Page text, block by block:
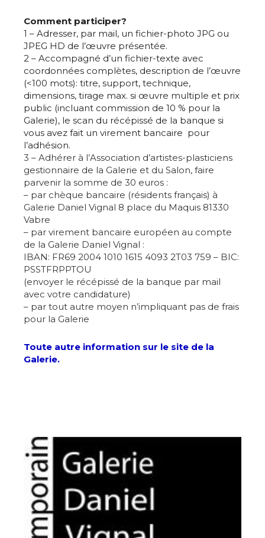
Adresse email*
Nom
Prénom
Statut / Organisation
Adresse email*
Nom
Statut / Organisation
J'accepte les
* Champ obligatoire
Comment participer?
1 – Adresser, par mail, un fichier-photo JPG ou
JPEG HD de l’œuvre présentée.
2 – Accompagné d’un fichier-texte avec
coordonnées complètes, description de l’œuvre
(<100 mots): titre, support, technique,
dimensions, tirage max. si œuvre multiple et prix
public (incluant commission de 10 % pour la
Galerie), le scan du récépissé de la banque si
vous avez fait un virement bancaire pour
l’adhésion.
3 – Adhérer à l’Association d’artistes-plasticiens
gestionnaire de la Galerie et du Salon, faire
parvenir la somme de 30 euros :
– par chèque bancaire (résidents français) à
Galerie Daniel Vignal 8 place du Maquis 81330
Vabre
– par virement bancaire européen au compte
de la Galerie Daniel Vignal :
IBAN: FR69 2004 1010 1615 4093 2T03 759 – BIC:
PSSTFRPPTOU
(envoyer le récépissé de la banque par mail
avec votre candidature)
– par tout autre moyen n’impliquant pas de frais
pour la Galerie
Toute autre information sur le site de la
Galerie.